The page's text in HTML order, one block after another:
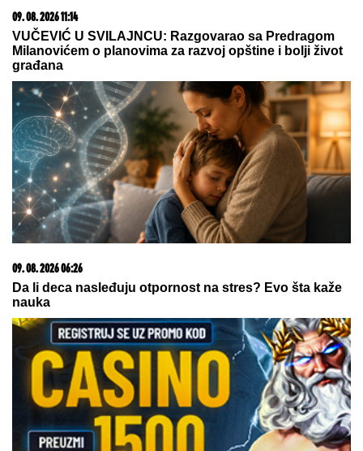
"KAD SAM SE OŽENIO IMAO SAM LJUBAVNICU,
IMAM JE I DANAS"Pevač oženio koleginicu pa
javno priznao da je vara na svakom koraku: "Skoro
svi na estradi imaju paralelne veze"
Poznati estradni par progovorio o
razvodu! Otkrili pravu istinu o svom
braku: "Sramota nas je"